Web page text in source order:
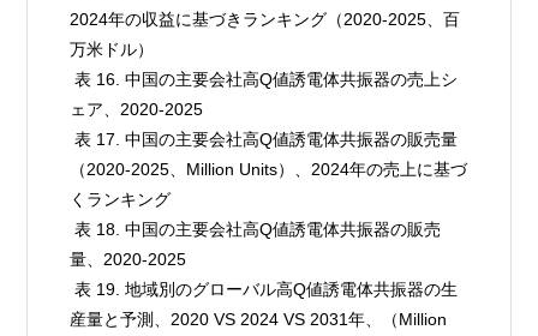
2024年の収益に基づきランキング（2020-2025、百
万米ドル）
表 16. 中国の主要会社高Q値誘電体共振器の売上シ
ェア、2020-2025
表 17. 中国の主要会社高Q値誘電体共振器の販売量
（2020-2025、Million Units）、2024年の売上に基づ
くランキング
表 18. 中国の主要会社高Q値誘電体共振器の販売
量、2020-2025
表 19. 地域別のグローバル高Q値誘電体共振器の生
産量と予測、2020 VS 2024 VS 2031年、（Million